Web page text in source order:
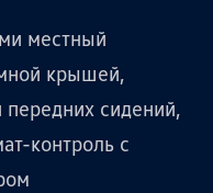
местный
крышей,
сидений,
контроль с